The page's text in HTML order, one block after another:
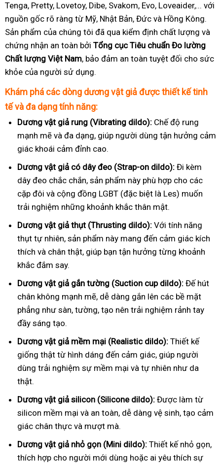
Tenga, Pretty, Lovetoy, Dibe, Svakom, Evo, Loveaider,... với
nguồn gốc rõ ràng từ Mỹ, Nhật Bản, Đức và Hồng Kông.
Sản phẩm của chúng tôi đã qua kiểm định chất lượng và
chứng nhận an toàn bởi Tổng cục Tiêu chuẩn Đo lường
Chất lượng Việt Nam, bảo đảm an toàn tuyệt đối cho sức
khỏe của người sử dụng.
Khám phá các dòng dương vật giả được thiết kế tinh
tế và đa dạng tính năng:
Dương vật giả rung (Vibrating dildo): Chế độ rung
mạnh mẽ và đa dạng, giúp người dùng tận hưởng cảm
giác khoái cảm đỉnh cao.
Dương vật giả có dây đeo (Strap-on dildo): Đi kèm
dây đeo chắc chắn, sản phẩm này phù hợp cho các
cặp đôi và cộng đồng LGBT (đặc biệt là Les) muốn
trải nghiệm những khoảnh khắc thân mật.
Dương vật giả thụt (Thrusting dildo): Với tính năng
thụt tự nhiên, sản phẩm này mang đến cảm giác kích
thích và chân thật, giúp bạn tận hưởng từng khoảnh
khắc đắm say.
Dương vật giả gắn tường (Suction cup dildo): Đế hút
chân không mạnh mẽ, dễ dàng gắn lên các bề mặt
phẳng như sàn, tường, tạo nên trải nghiệm rảnh tay
đầy sáng tạo.
Dương vật giả mềm mại (Realistic dildo): Thiết kế
giống thật từ hình dáng đến cảm giác, giúp người
dùng trải nghiệm sự mềm mại và tự nhiên như da
thật.
Dương vật giả silicon (Silicone dildo): Được làm từ
silicon mềm mại và an toàn, dễ dàng vệ sinh, tạo cảm
giác chân thực và mượt mà.
Dương vật giả nhỏ gọn (Mini dildo): Thiết kế nhỏ gọn,
thích hợp cho người mới dùng hoặc ai yêu thích sự